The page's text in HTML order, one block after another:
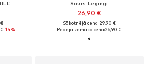
€
€-14%
Šaurs Legingi
26,90 €
Sākotnējā cena: 29,90 €
Pēdējā zemākā cena:26,90 €